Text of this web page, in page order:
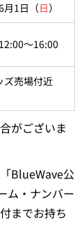
月1日（日）
12:00～16:00
ズ売場付近
がございま
BlueWave公
ム・ナンバー
までお持ち